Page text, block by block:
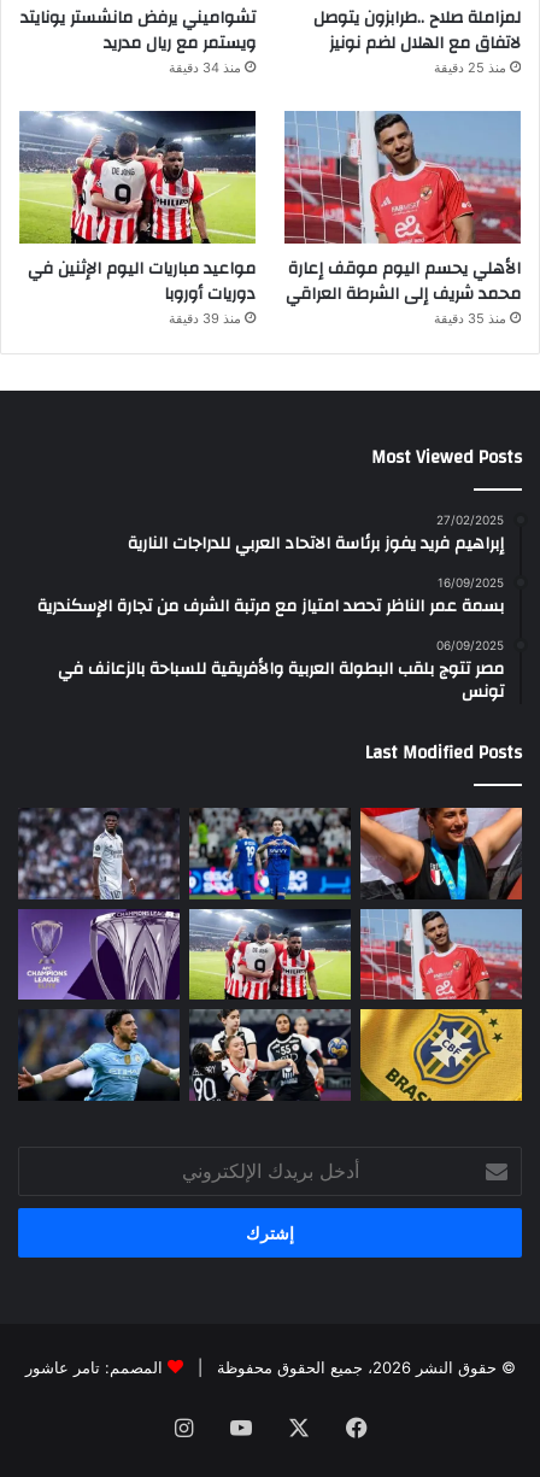
لمزاملة صلاح ..طرابزون يتوصل
لاتفاق مع الهلال لضم نونيز
منذ 25 دقيقة
تشواميني يرفض مانشستر يونايتد
ويستمر مع ريال مدريد
منذ 34 دقيقة
الأهلي يحسم اليوم موقف إعارة
محمد شريف إلى الشرطة العراقي
منذ 35 دقيقة
مواعيد مباريات اليوم الإثنين في
دوريات أوروبا
منذ 39 دقيقة
Most Viewed Posts
27/02/2025
إبراهيم فريد يفوز برئاسة الاتحاد العربي للدراجات النارية
16/09/2025
بسمة عمر الناظر تحصد امتياز مع مرتبة الشرف من تجارة الإسكندرية
06/09/2025
مصر تتوج بلقب البطولة العربية والأفريقية للسباحة بالزعانف في
تونس
Last Modified Posts
بريدك
الإلكتروني
© حقوق النشر 2026، جميع الحقوق محفوظة | المصمم: تامر عاشور
فيسبوك يوتيوبانستقرام